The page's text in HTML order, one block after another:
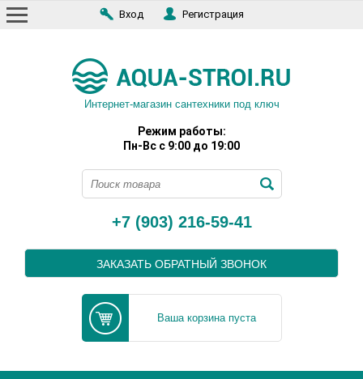
Вход Регистрация
Интернет-магазин сантехники под ключ
Режим работы:
Пн-Вс с 9:00 до 19:00
+7 (903) 216-59-41
ЗАКАЗАТЬ ОБРАТНЫЙ ЗВОНОК
Ваша корзина пуста